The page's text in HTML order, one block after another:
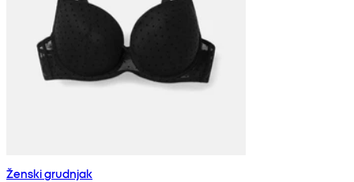
Ženski grudnjak